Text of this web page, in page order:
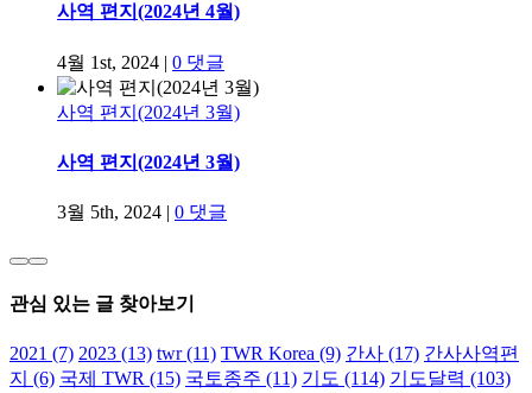
사역 편지(2024년 4월)
4월 1st, 2024 | 0 댓글
사역 편지(2024년 3월)
사역 편지(2024년 3월)
3월 5th, 2024 | 0 댓글
관심 있는 글 찾아보기
2021 (7) 2023 (13) twr(11) TWR Korea (9) 간사 (17) 간사사역편
지 (6) 국제 TWR (15) 국토종주 (11) 기도 (114) 기도달력 (103)